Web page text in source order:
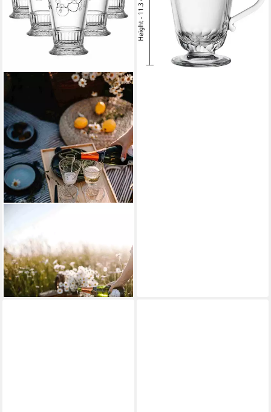
Longdrinkgläser 330 ml 6er
Set, 6-tlg., Glas
49,45 €
lieferbar - in 2-3 Werktagen bei dir
45,65 €
lieferbar - in 9-11 Werktagen bei
dir